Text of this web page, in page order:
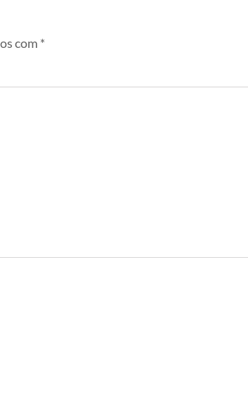
com *